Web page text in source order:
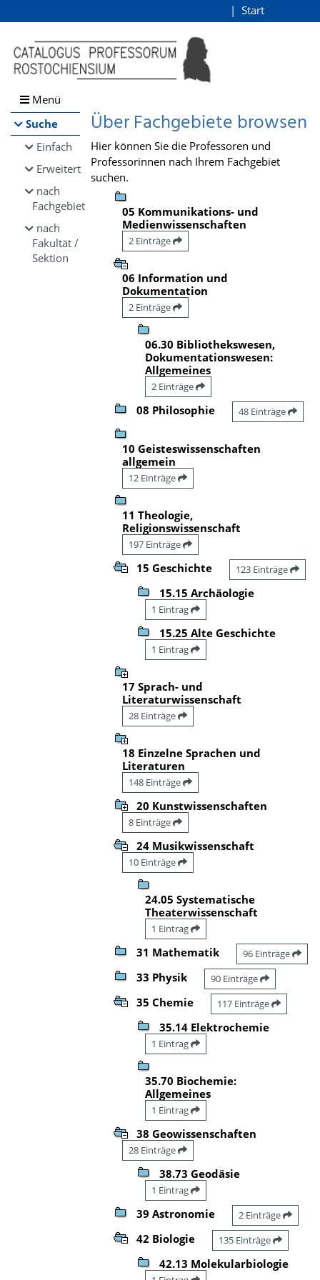
Browsen
direkt zum Inhalt
Start
Menü
Suche
Einfach
Erweitert
nach
Fachgebiet
nach
Fakultät /
Sektion
Über Fachgebiete browsen
Hier können Sie die Professoren und
Professorinnen nach Ihrem Fachgebiet
suchen.
05 Kommunikations- und
Medienwissenschaften
2 Einträge
06 Information und
Dokumentation
2 Einträge
06.30 Bibliothekswesen,
Dokumentationswesen:
Allgemeines
2 Einträge
08 Philosophie 48 Einträge
10 Geisteswissenschaften
allgemein
12 Einträge
11 Theologie,
Religionswissenschaft
197 Einträge
15 Geschichte 123 Einträge
15.15 Archäologie
1 Eintrag
15.25 Alte Geschichte
1 Eintrag
17 Sprach- und
Literaturwissenschaft
28 Einträge
18 Einzelne Sprachen und
Literaturen
148 Einträge
20 Kunstwissenschaften
8 Einträge
24 Musikwissenschaft
10 Einträge
24.05 Systematische
Theaterwissenschaft
1 Eintrag
31 Mathematik 96 Einträge
33 Physik 90 Einträge
35 Chemie 117 Einträge
35.14 Elektrochemie
1 Eintrag
35.70 Biochemie:
Allgemeines
1 Eintrag
38 Geowissenschaften
28 Einträge
38.73 Geodäsie
1 Eintrag
39 Astronomie 2 Einträge
42 Biologie 135 Einträge
42.13 Molekularbiologie